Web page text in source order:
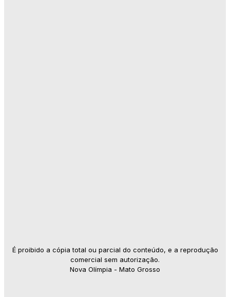
É proibido a cópia total ou parcial do conteúdo, e a reprodução
comercial sem autorização.
Nova Olímpia - Mato Grosso